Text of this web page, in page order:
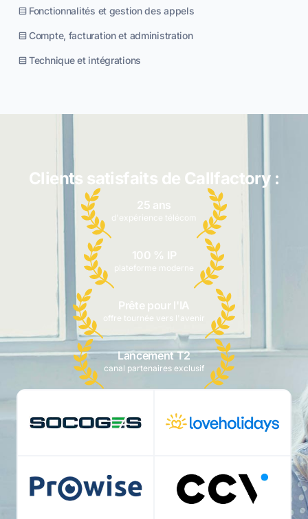
Fonctionnalités et gestion des appels
Compte, facturation et administration
Technique et intégrations
Clients satisfaits de Callfactory :
25 ans
d'expérience télécom
100 % IP
plateforme moderne
Prête pour l'IA
offre tournée vers l'avenir
Lancement T2
canal partenaires exclusif